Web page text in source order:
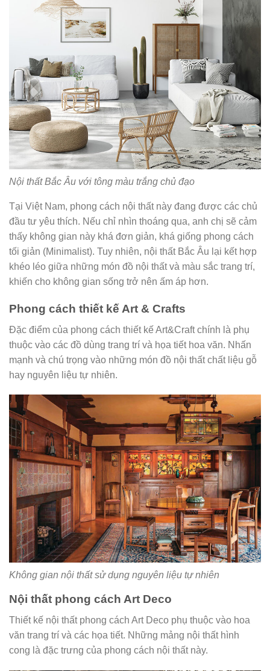
Nội thất Bắc Âu với tông màu trắng chủ đạo
Tại Việt Nam, phong cách nội thất này đang được các chủ
đầu tư yêu thích. Nếu chỉ nhìn thoáng qua, anh chị sẽ cảm
thấy không gian này khá đơn giản, khá giống phong cách
tối giản (Minimalist). Tuy nhiên, nội thất Bắc Âu lại kết hợp
khéo léo giữa những món đồ nội thất và màu sắc trang trí,
khiến cho không gian sống trở nên ấm áp hơn.
Phong cách thiết kế Art & Crafts
Đặc điểm của phong cách thiết kế Art&Craft chính là phụ
thuộc vào các đồ dùng trang trí và họa tiết hoa văn. Nhấn
mạnh và chú trọng vào những món đồ nội thất chất liệu gỗ
hay nguyên liệu tự nhiên.
Không gian nội thất sử dụng nguyên liệu tự nhiên
Nội thất phong cách Art Deco
Thiết kế nội thất phong cách Art Deco phụ thuộc vào hoa
văn trang trí và các họa tiết. Những mảng nội thất hình
cong là đặc trưng của phong cách nội thất này.